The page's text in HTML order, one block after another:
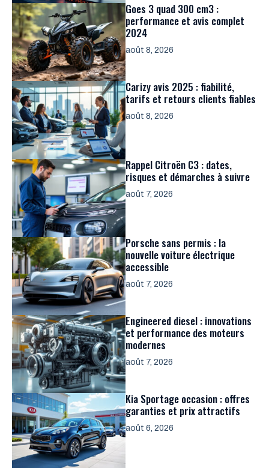
Goes 3 quad 300 cm3 :
performance et avis complet
2024
août 8, 2026
Carizy avis 2025 : fiabilité,
tarifs et retours clients fiables
août 8, 2026
Rappel Citroën C3 : dates,
risques et démarches à suivre
août 7, 2026
Porsche sans permis : la
nouvelle voiture électrique
accessible
août 7, 2026
Engineered diesel : innovations
et performance des moteurs
modernes
août 7, 2026
Kia Sportage occasion : offres
garanties et prix attractifs
août 6, 2026